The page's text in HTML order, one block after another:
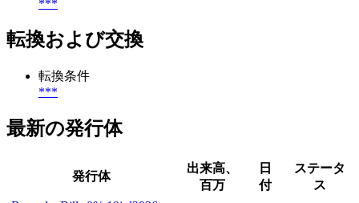
***
転換および交換
転換条件
***
最新の発行体
発行体
出来高、
百万
日
付
ステータ
ス